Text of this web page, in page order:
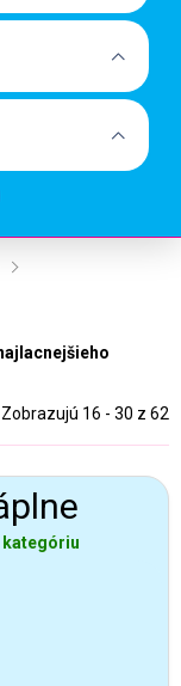
Zobrazujú 16 - 30 z 62
kategóriu